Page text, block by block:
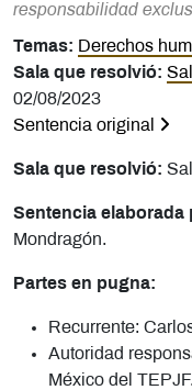
responsabilidad
Temas: Derechos
Sala que resolvió:
02/08/2023
Sentencia original
Sala que resolvió:
Sentencia elaborada
Mondragón.
Partes en pugna:
Recurrente:
Autoridad
México del TEPJF.